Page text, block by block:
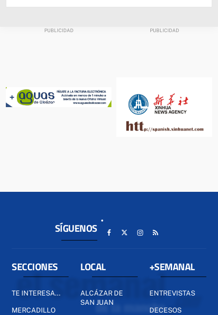
SÍGUENOS
SECCIONES
TE INTERESA...
MERCADILLO
LOCAL
ALCÁZAR DE
SAN JUAN
+SEMANAL
ENTREVISTAS
DECESOS